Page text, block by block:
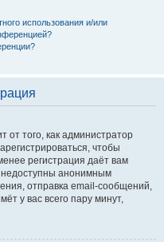
использования и/или
от того, как администратор
чтобы
регистрация даёт вам
анонимным
отправка email-сообщений,
у вас всего пару минут,